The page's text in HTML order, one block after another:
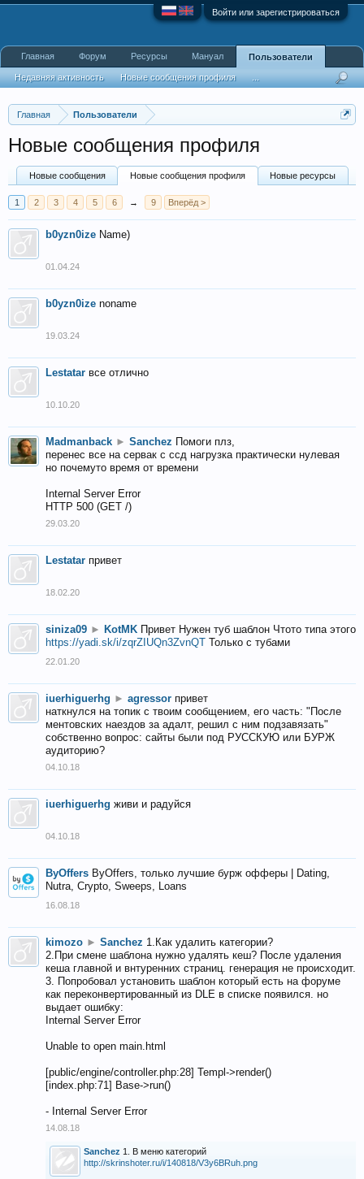
Войти или зарегистрироваться
Главная Пользователи
Новые сообщения профиля
Новые сообщения Новые сообщения профиля Новые ресурсы
1 2 3 4 5 6 → 9 Вперёд >
b0yzn0ize Name)
01.04.24
b0yzn0ize noname
19.03.24
Lestatar все отлично
10.10.20
Madmanback ► Sanchez Помоги плз,
перенес все на сервак с ссд нагрузка практически нулевая
но почемуто время от времени
Internal Server Error
HTTP 500 (GET /)
29.03.20
Lestatar привет
18.02.20
siniza09 ► KotMK Привет Нужен туб шаблон Чтото типа этого
https://yadi.sk/i/zqrZIUQn3ZvnQT Только с тубами
22.01.20
iuerhiguerhg ► agressor привет
наткнулся на топик с твоим сообщением, его часть: "После
ментовских наездов за адалт, решил с ним подзавязать"
собственно вопрос: сайты были под РУССКУЮ или БУРЖ
аудиторию?
04.10.18
iuerhiguerhg живи и радуйся
04.10.18
ByOffers ByOffers, только лучшие бурж офферы | Dating,
Nutra, Crypto, Sweeps, Loans
16.08.18
kimozo ► Sanchez 1.Как удалить категории?
2.При смене шаблона нужно удалять кеш? После удаления
кеша главной и внтуренних страниц. генерация не происходит.
3. Попробовал установить шаблон который есть на форуме
как переконвертированный из DLE в списке появился. но
выдает ошибку:
Internal Server Error
Unable to open main.html
[public/engine/controller.php:28] Templ->render()
[index.php:71] Base->run()
- Internal Server Error
14.08.18
Sanchez 1. В меню категорий
http://skrinshoter.ru/i/140818/V3y6BRuh.png
Главная Форум Ресурсы Мануал Пользователи
Недавняя активность Новые сообщения профиля